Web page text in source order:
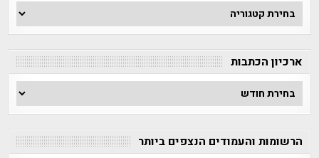
חפש
לפי
ארכיון הכתבות
ארכיון
הכתבות
הרשומות והעמודים הנצפים ביותר